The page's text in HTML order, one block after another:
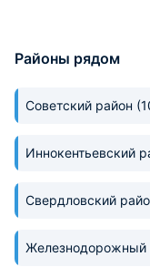
Районы рядом
Советский район
Иннокентьевский
Свердловский
Железнодорожный